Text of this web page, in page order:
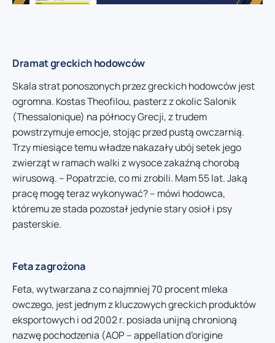
Dramat greckich hodowców
Skala strat ponoszonych przez greckich hodowców jest
ogromna. Kostas Theofilou, pasterz z okolic Salonik
(Thessalonique) na północy Grecji, z trudem
powstrzymuje emocje, stojąc przed pustą owczarnią.
Trzy miesiące temu władze nakazały ubój setek jego
zwierząt w ramach walki z wysoce zakaźną chorobą
wirusową. – Popatrzcie, co mi zrobili. Mam 55 lat. Jaką
pracę mogę teraz wykonywać? – mówi hodowca,
któremu ze stada pozostał jedynie stary osioł i psy
pasterskie.
Feta zagrożona
Feta, wytwarzana z co najmniej 70 procent mleka
owczego, jest jednym z kluczowych greckich produktów
eksportowych i od 2002 r. posiada unijną chronioną
nazwę pochodzenia (AOP – appellation d’origine